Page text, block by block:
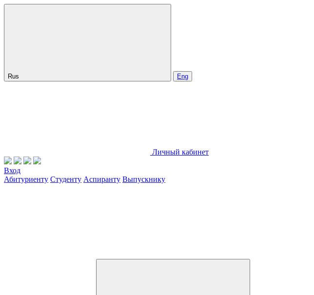
Rus Eng
Личный кабинет
Вход
Абитуриенту Студенту Аспиранту Выпускнику